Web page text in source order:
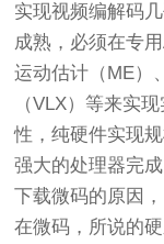
实现视频编解码
成熟，必须在专
运动估计（ME）
（VLX）等来实
性，纯硬件实现
强大的处理器完
下载微码的原因
在微码，所说的